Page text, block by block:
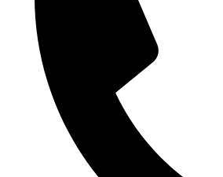
Sports & Entertainment
HEALTHCARE
Hospitals